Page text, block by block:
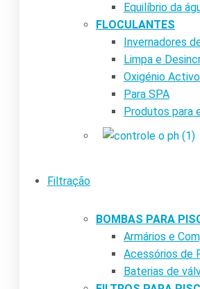
Equilíbrio da
FLOCULANTES
Invernadores
Limpa e
Oxigénio Activo
Para SPA
Produtos para
Filtração
BOMBAS PARA
Armários e
Acessórios de
Baterias de